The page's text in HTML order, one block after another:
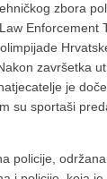
zbora
Enforcement
završetka
je
su sportaši
policije,